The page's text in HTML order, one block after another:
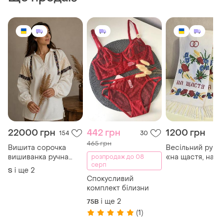
22000 грн 154
Вишита сорочка
вишиванка ручна
робота
S і ще 2
442 грн 30
465 грн
розпродаж до 08
серп
Спокусливий
комплект білизни
75B і ще 2
(1)
1200 грн
Весільний
«на щастя, на